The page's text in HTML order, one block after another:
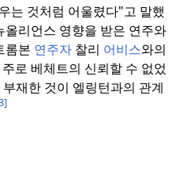
는 것처럼 어울렸다"고 말했
올리언스 영향을 받은 연주와
롬본 연주자 찰리 어비스와의
로 베체트의 신뢰할 수 없었
재한 것이 엘링턴과의 관계